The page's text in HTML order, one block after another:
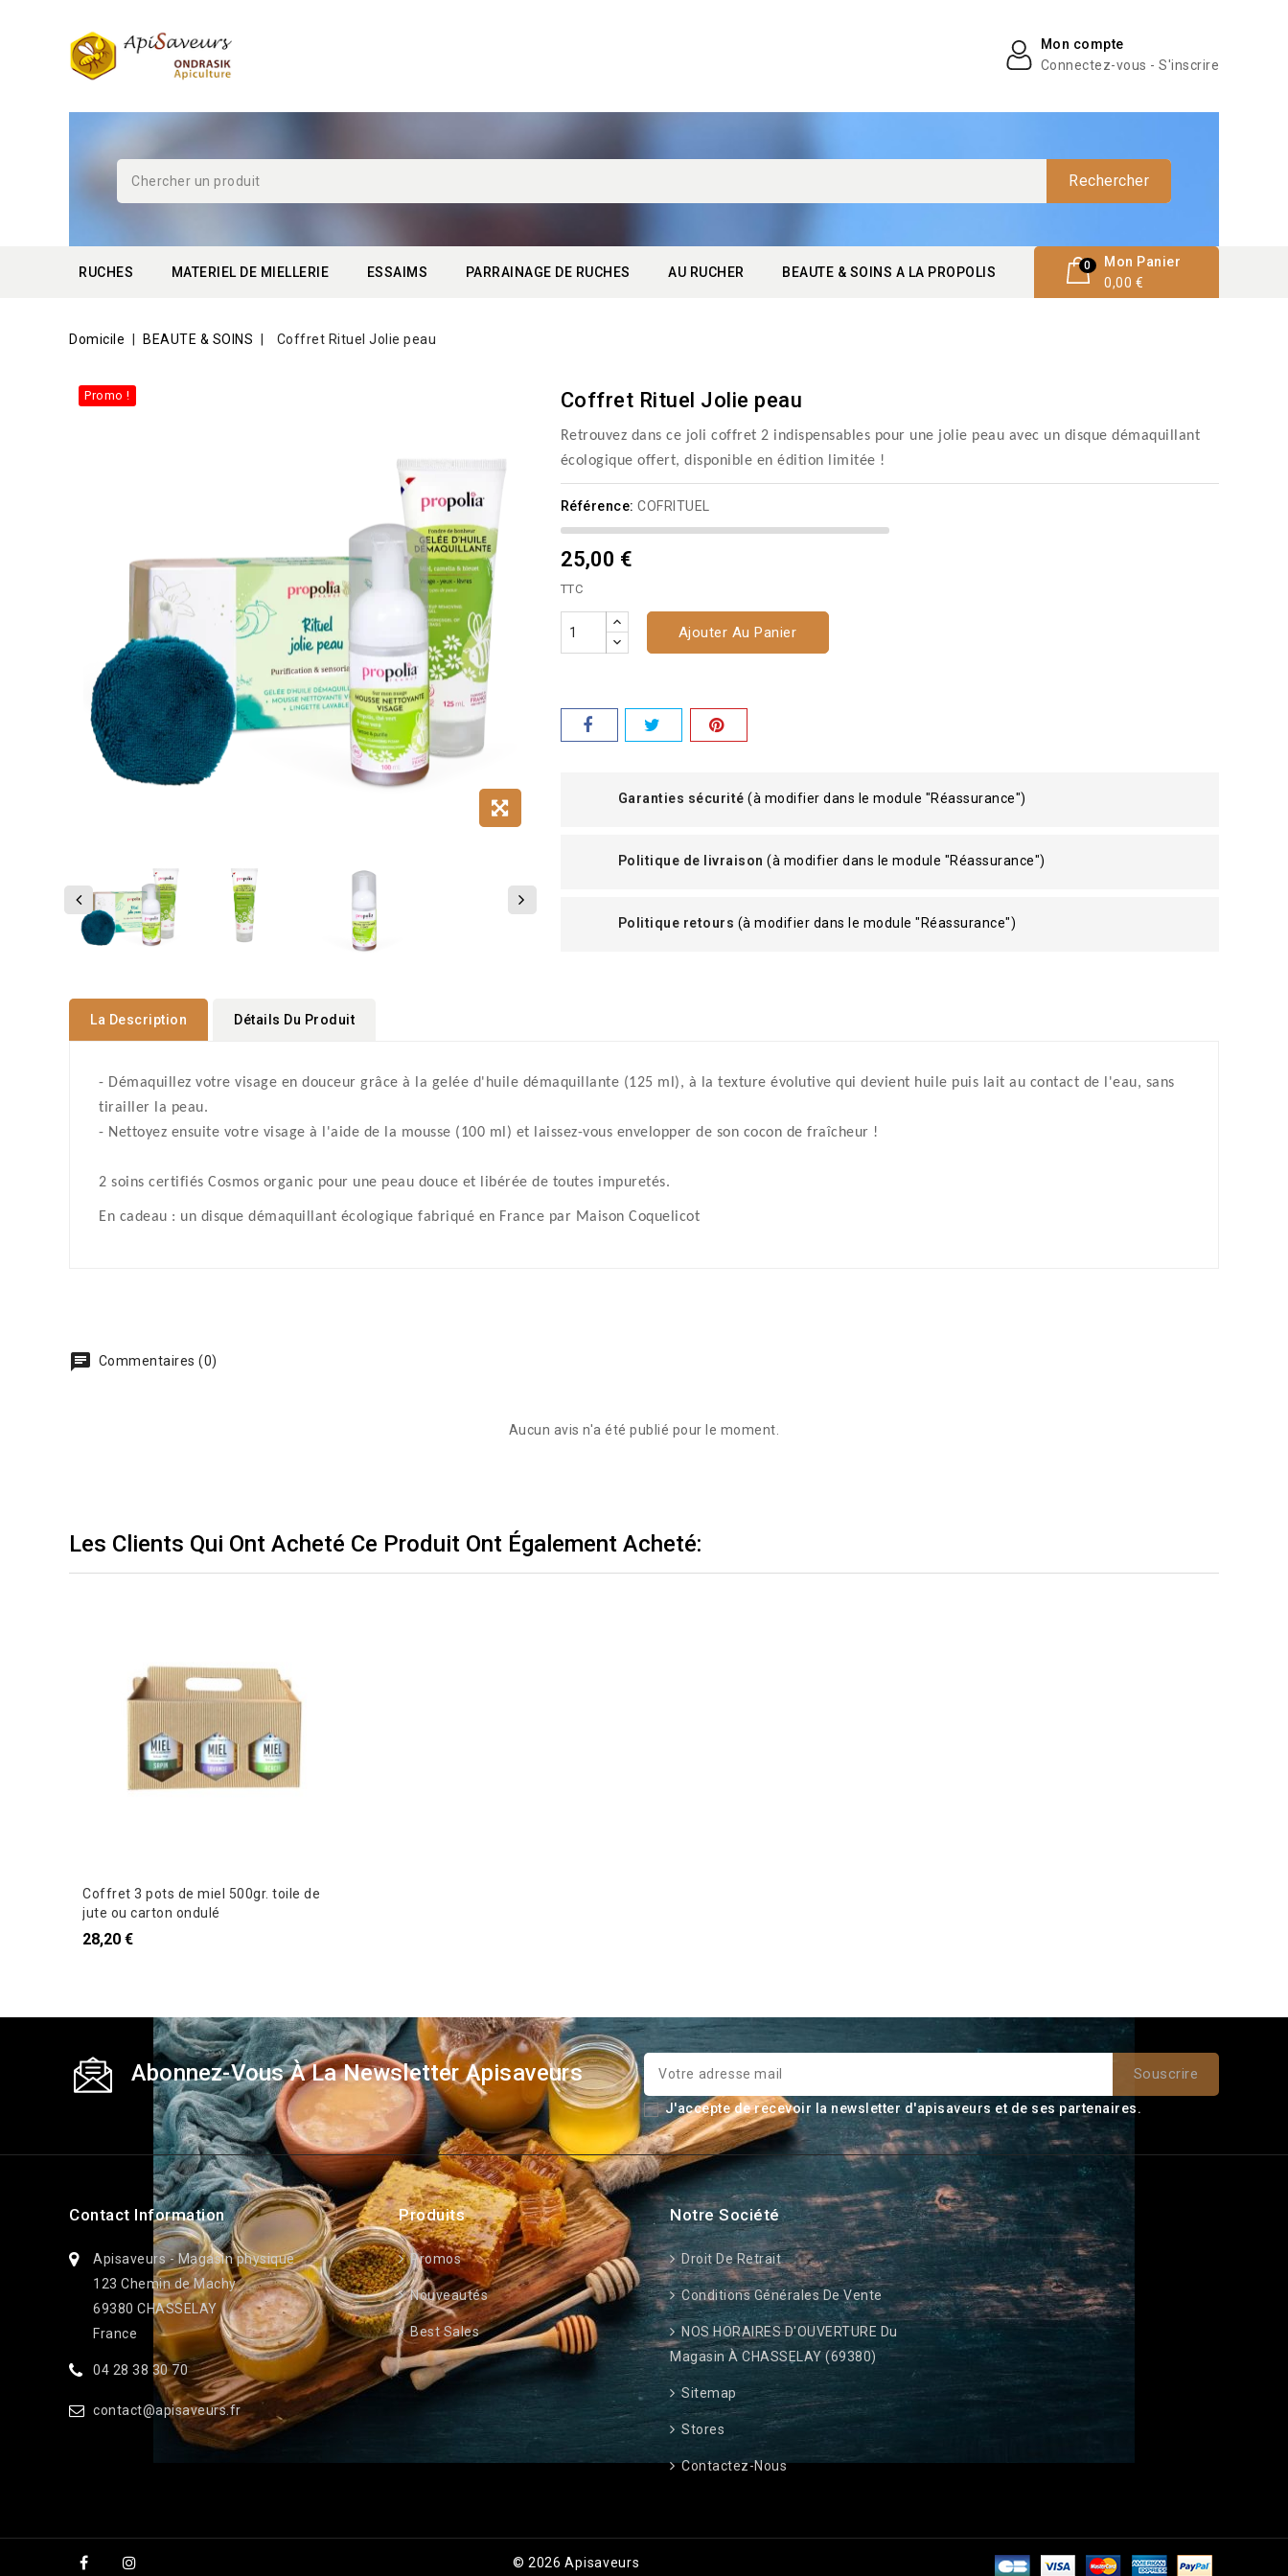
Mon compte
Connectez-vous - S'inscrire
Rechercher
RUCHES MATERIEL DE MIELLERIE ESSAIMS PARRAINAGE DE RUCHES AU RUCHER BEAUTE & SOINS A LA PROPOLIS
Mon Panier
0
0,00 €
Domicile BEAUTE & SOINS Coffret Rituel Jolie peau
Promo ! Coffret Rituel Jolie peau
Retrouvez dans ce joli coffret 2 indispensables pour une jolie peau avec un disque démaquillant
écologique offert, disponible en édition limitée !
Référence: COFRITUEL
25,00 €
TTC
Ajouter Au Panier
Garanties sécurité (à modifier dans le module "Réassurance")
Politique de livraison (à modifier dans le module "Réassurance")
Politique retours (à modifier dans le module "Réassurance")
La Description Détails Du Produit
- Démaquillez votre visage en douceur grâce à la gelée d'huile démaquillante (125 ml), à la texture évolutive qui devient huile puis lait au contact de l'eau, sans
tirailler la peau.
- Nettoyez ensuite votre visage à l'aide de la mousse (100 ml) et laissez-vous envelopper de son cocon de fraîcheur !
2 soins certifiés Cosmos organic pour une peau douce et libérée de toutes impuretés.
En cadeau : un disque démaquillant écologique fabriqué en France par Maison Coquelicot
Commentaires (0)
Aucun avis n'a été publié pour le moment.
Les Clients Qui Ont Acheté Ce Produit Ont Également Acheté:
Coffret 3 pots de miel 500gr. toile de
jute ou carton ondulé
28,20 €
Abonnez-Vous À La Newsletter Apisaveurs
J'accepte de recevoir la newsletter d'apisaveurs et de ses partenaires.
Contact Information
Apisaveurs - Magasin physique
123 Chemin de Machy
69380 CHASSELAY
France
04 28 38 30 70
contact@apisaveurs.fr
Produits
Promos
Nouveautés
Best Sales
Notre Société
Droit De Retrait
Conditions Générales De Vente
NOS HORAIRES D'OUVERTURE Du
Magasin À CHASSELAY (69380)
Sitemap
Stores
Contactez-Nous
© 2026 Apisaveurs